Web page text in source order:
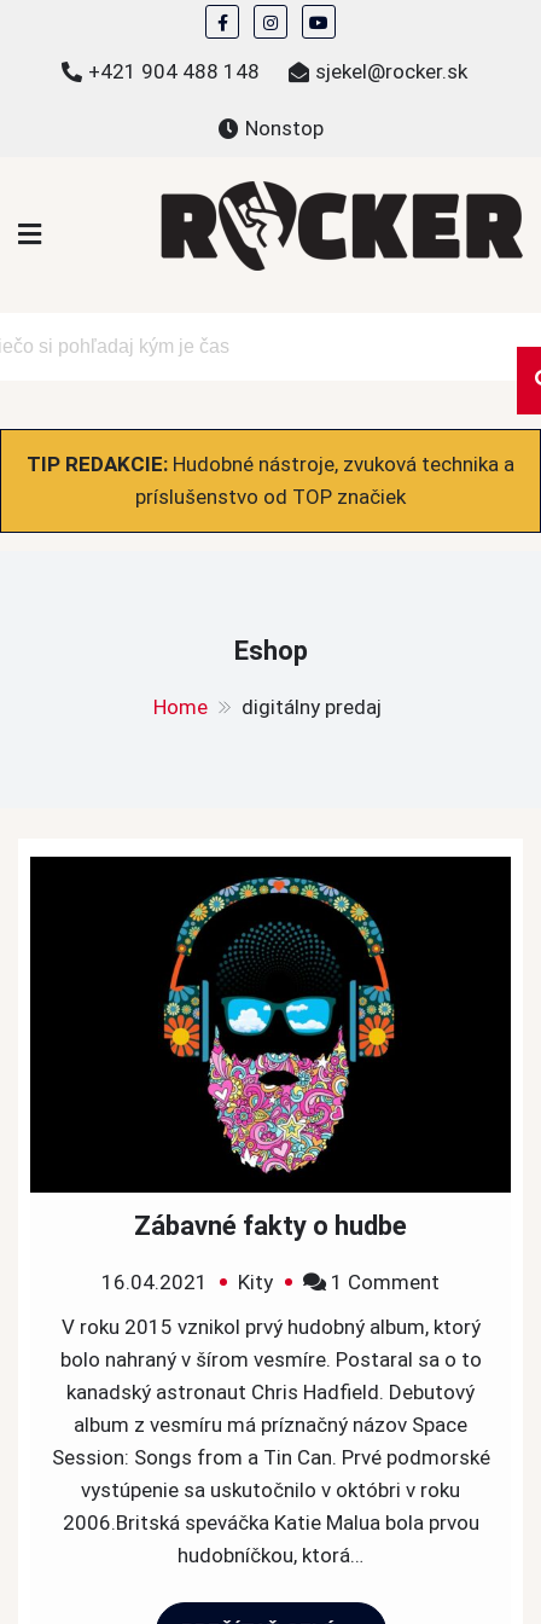
content
+421 904 488 148 sjekel@rocker.sk
Nonstop
TIP REDAKCIE: Hudobné nástroje, zvuková technika a
príslušenstvo od TOP značiek
Eshop
Home digitálny predaj
Zábavné fakty o hudbe
16.04.2021 Kity 1 Comment
fakty
hudbe
V roku 2015 vznikol prvý hudobný album, ktorý
bolo nahraný v šírom vesmíre. Postaral sa o to
kanadský astronaut Chris Hadfield. Debutový
album z vesmíru má príznačný názov Space
Session: Songs from a Tin Can. Prvé podmorské
vystúpenie sa uskutočnilo v októbri v roku
2006.Britská speváčka Katie Malua bola prvou
hudobníčkou, ktorá…